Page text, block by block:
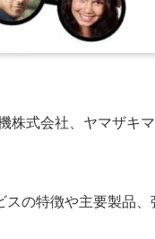
株式会社、ヤマザキ
の特徴や主要製品、